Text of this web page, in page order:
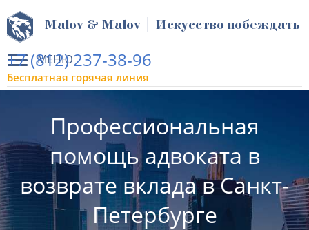
МЕНЮ
Malov & Malov | Искусство побеждать
+7 (812) 237-38-96
Бесплатная горячая линия
Профессиональная
помощь адвоката в
возврате вклада в Санкт-
Петербурге